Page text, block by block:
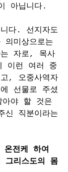
아닙니다.
다. 선지자도
미상으로는
는 자로, 목사
이런 여러 중
, 오중사역자
선물로 주셨
야 할 것은
신 직분이라는
전케 하여
그리스도의 몸